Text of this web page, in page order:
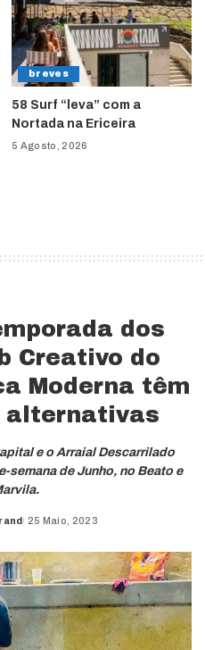
breves
58 Surf “leva” com a
Nortada na Ericeira
5 Agosto, 2026
dos
Creativo do
Moderna têm
alternativas
e o Arraial Descarrilado
semana de Junho, no Beato e
25 Maio, 2023